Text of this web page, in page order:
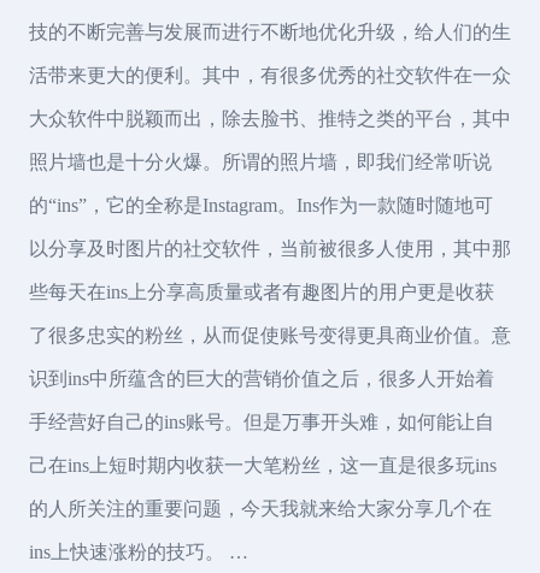
技的不断完善与发展而进行不断地优化升级，给人们的生
活带来更大的便利。其中，有很多优秀的社交软件在一众
大众软件中脱颖而出，除去脸书、推特之类的平台，其中
照片墙也是十分火爆。所谓的照片墙，即我们经常听说
的“ins”，它的全称是Instagram。Ins作为一款随时随地可
以分享及时图片的社交软件，当前被很多人使用，其中那
些每天在ins上分享高质量或者有趣图片的用户更是收获
了很多忠实的粉丝，从而促使账号变得更具商业价值。意
识到ins中所蕴含的巨大的营销价值之后，很多人开始着
手经营好自己的ins账号。但是万事开头难，如何能让自
己在ins上短时期内收获一大笔粉丝，这一直是很多玩ins
的人所关注的重要问题，今天我就来给大家分享几个在
ins上快速涨粉的技巧。 …